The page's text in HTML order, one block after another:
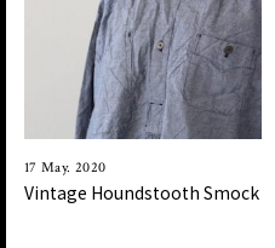
17 May. 2020
Vintage Houndstooth Smock